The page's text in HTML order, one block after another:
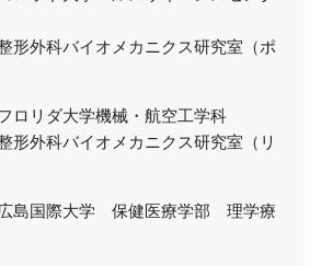
オメカニクス研究室（ポ
ロリダ大学機械・航空工学科
形外科バイオメカニクス研究室（リ
島国際大学 保健医療学部 理学療